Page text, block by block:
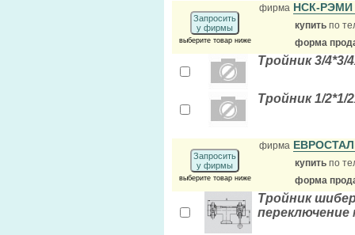
Запросить
у фирмы
выберите товар ниже
фирма НСК-РЭМИ
купить по
форма
Тройник 3/
Тройник 1/2*1/
Запросить
у фирмы
выберите товар ниже
фирма
купить по
форма
Тройник
переключение